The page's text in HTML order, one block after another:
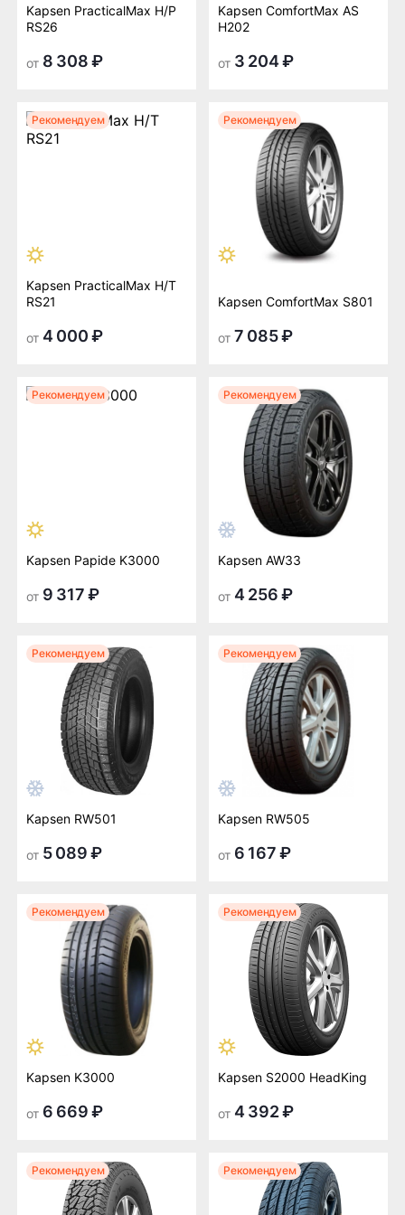
Kapsen PracticalMax H/P
RS26
от 8 308 ₽
Kapsen ComfortMax AS
H202
от 3 204 ₽
Рекомендуем
Kapsen PracticalMax H/T
RS21
от 4 000 ₽
Рекомендуем
Kapsen ComfortMax S801
от 7 085 ₽
Рекомендуем
Kapsen Papide K3000
от 9 317 ₽
Рекомендуем
Kapsen AW33
от 4 256 ₽
Рекомендуем
Kapsen RW501
от 5 089 ₽
Рекомендуем
Kapsen RW505
от 6 167 ₽
Рекомендуем
Kapsen K3000
от 6 669 ₽
Рекомендуем
Kapsen S2000 HeadKing
от 4 392 ₽
Рекомендуем Рекомендуем